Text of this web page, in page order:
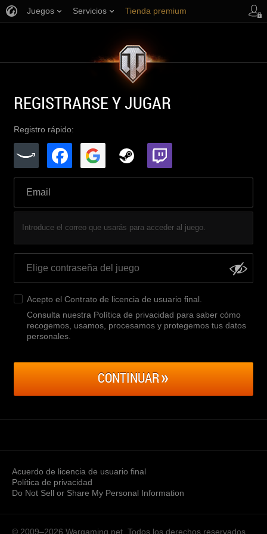
Juegos Servicios Tienda premium
REGISTRARSE Y JUGAR
Registro rápido:
Introduce el correo que usarás para acceder al juego.
Acepto el Contrato de licencia de usuario final
Consulta nuestra Política de privacidad para saber cómo
recogemos, usamos, procesamos y protegemos tus datos
personales
CONTINUAR
Acuerdo de licencia de usuario final
Política de privacidad
Do Not Sell or Share My Personal Information
© 2009–2026 Wargaming.net. Todos los derechos reservados.